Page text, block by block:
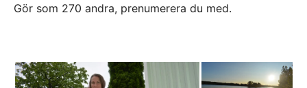
Gör som 270 andra, prenumerera du med.